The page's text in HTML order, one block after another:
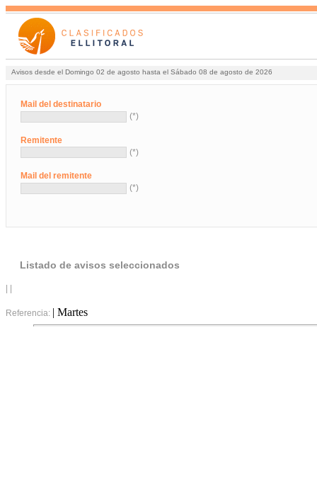
Avisos desde el Domingo 02 de agosto hasta el Sábado 08 de agosto de 2026
Mail del destinatario
(*)
Remitente
(*)
Mail del remitente
(*)
Listado de avisos seleccionados
Referencia: | Martes